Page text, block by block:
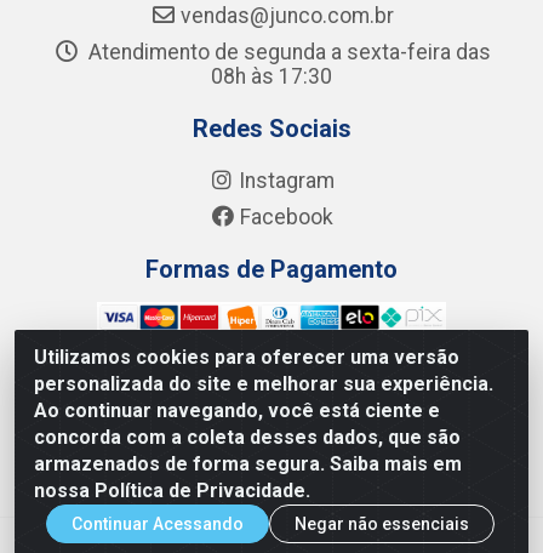
Utilizamos cookies para oferecer uma versão
personalizada do site e melhorar sua experiência.
Ao continuar navegando, você está ciente e
concorda com a coleta desses dados, que são
armazenados de forma segura. Saiba mais em
nossa Política de Privacidade.
Continuar Acessando
Negar não essenciais
vendas@junco.com.br
Atendimento de segunda a sexta-feira das
08h às 17:30
Redes Sociais
Instagram
Facebook
Formas de Pagamento
Junco Industria e Comercio Ltda - R. Lineu Anterino
Mariano, 505 - Distrito Industrial, Uberlândia - MG CEP
38.402-346 - CNPJ: 66.312.653/0001-14